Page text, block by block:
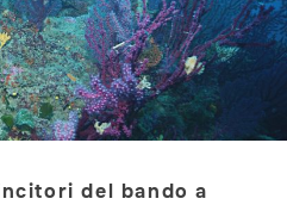
del bando a